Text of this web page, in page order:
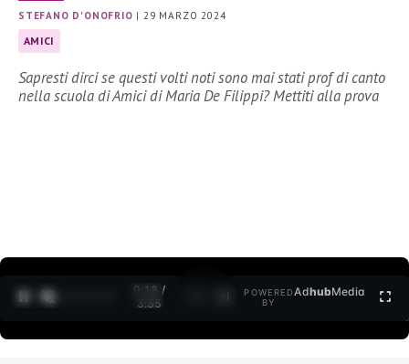
STEFANO D'ONOFRIO |29 MARZO 2024
AMICI
Sapresti dirci se questi volti noti sono mai stati prof di canto
nella scuola di Amici di Maria De Filippi? Mettiti alla prova
0:19 /
3:35
POWERED
BY
AdhubMedia